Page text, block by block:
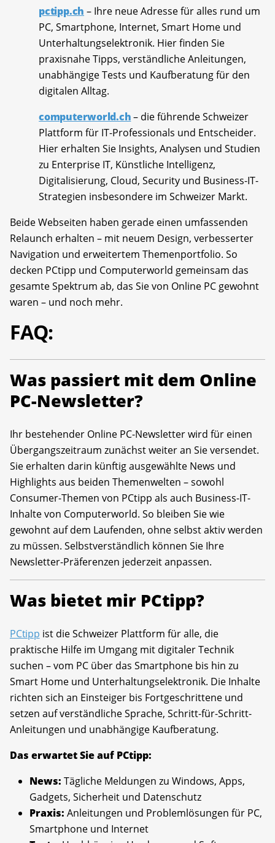
pctipp.ch – Ihre neue Adresse für alles rund um
PC, Smartphone, Internet, Smart Home und
Unterhaltungselektronik. Hier finden Sie
praxisnahe Tipps, verständliche Anleitungen,
unabhängige Tests und Kaufberatung für den
digitalen Alltag.
computerworld.ch– die führende Schweizer
Plattform für IT-Professionals und Entscheider.
Hier erhalten Sie Insights, Analysen und Studien
zu Enterprise IT, Künstliche Intelligenz,
Digitalisierung, Cloud, Security und Business-IT-
Strategien insbesondere im Schweizer Markt.
Beide Webseiten haben gerade einen umfassenden
Relaunch erhalten – mit neuem Design, verbesserter
Navigation und erweitertem Themenportfolio. So
decken PCtipp und Computerworld gemeinsam das
gesamte Spektrum ab, das Sie von Online PC gewohnt
waren – und noch mehr.
FAQ:
Was passiert mit dem Online
PC-Newsletter?
Ihr bestehender Online PC-Newsletter wird für einen
Übergangszeitraum zunächst weiter an Sie versendet.
Sie erhalten darin künftig ausgewählte News und
Highlights aus beiden Themenwelten – sowohl
Consumer-Themen von PCtipp als auch Business-IT-
Inhalte von Computerworld. So bleiben Sie wie
gewohnt auf dem Laufenden, ohne selbst aktiv werden
zu müssen. Selbstverständlich können Sie Ihre
Newsletter-Präferenzen jederzeit anpassen.
Was bietet mir PCtipp?
PCtipp ist die Schweizer Plattform für alle, die
praktische Hilfe im Umgang mit digitaler Technik
suchen – vom PC über das Smartphone bis hin zu
Smart Home und Unterhaltungselektronik. Die Inhalte
richten sich an Einsteiger bis Fortgeschrittene und
setzen auf verständliche Sprache, Schritt-für-Schritt-
Anleitungen und unabhängige Kaufberatung.
Das erwartet Sie auf PCtipp:
News: Tägliche Meldungen zu Windows, Apps,
Gadgets, Sicherheit und Datenschutz
Praxis: Anleitungen und Problemlösungen für PC,
Smartphone und Internet